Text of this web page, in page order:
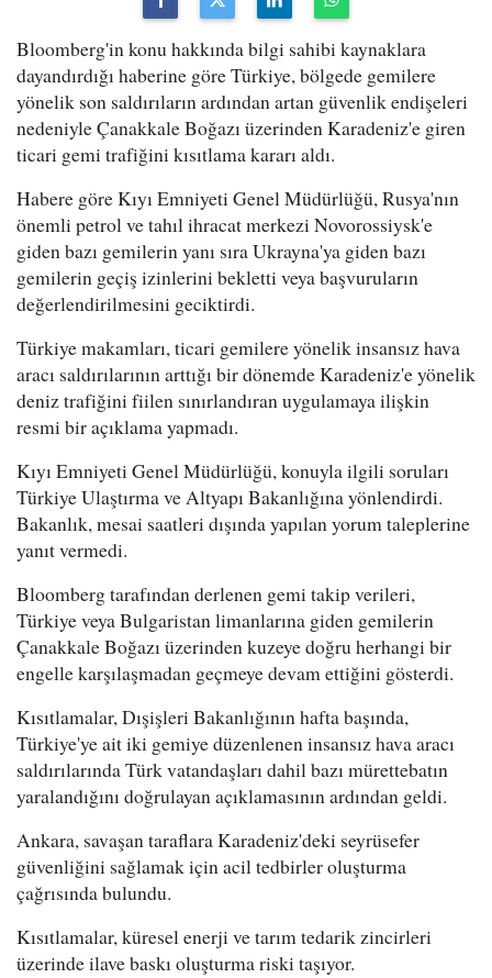
Bloomberg'in konu hakkında bilgi sahibi kaynaklara
dayandırdığı haberine göre Türkiye, bölgede gemilere
yönelik son saldırıların ardından artan güvenlik endişeleri
nedeniyle Çanakkale Boğazı üzerinden Karadeniz'e giren
ticari gemi trafiğini kısıtlama kararı aldı.
Habere göre Kıyı Emniyeti Genel Müdürlüğü, Rusya'nın
önemli petrol ve tahıl ihracat merkezi Novorossiysk'e
giden bazı gemilerin yanı sıra Ukrayna'ya giden bazı
gemilerin geçiş izinlerini bekletti veya başvuruların
değerlendirilmesini geciktirdi.
Türkiye makamları, ticari gemilere yönelik insansız hava
aracı saldırılarının arttığı bir dönemde Karadeniz'e yönelik
deniz trafiğini fiilen sınırlandıran uygulamaya ilişkin
resmi bir açıklama yapmadı.
Kıyı Emniyeti Genel Müdürlüğü, konuyla ilgili soruları
Türkiye Ulaştırma ve Altyapı Bakanlığına yönlendirdi.
Bakanlık, mesai saatleri dışında yapılan yorum taleplerine
yanıt vermedi.
Bloomberg tarafından derlenen gemi takip verileri,
Türkiye veya Bulgaristan limanlarına giden gemilerin
Çanakkale Boğazı üzerinden kuzeye doğru herhangi bir
engelle karşılaşmadan geçmeye devam ettiğini gösterdi.
Kısıtlamalar, Dışişleri Bakanlığının hafta başında,
Türkiye'ye ait iki gemiye düzenlenen insansız hava aracı
saldırılarında Türk vatandaşları dahil bazı mürettebatın
yaralandığını doğrulayan açıklamasının ardından geldi.
Ankara, savaşan taraflara Karadeniz'deki seyrüsefer
güvenliğini sağlamak için acil tedbirler oluşturma
çağrısında bulundu.
Kısıtlamalar, küresel enerji ve tarım tedarik zincirleri
üzerinde ilave baskı oluşturma riski taşıyor.